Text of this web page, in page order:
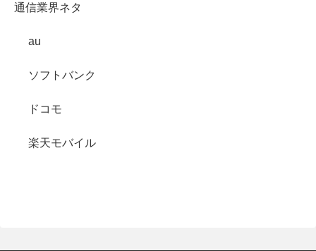
通信業界ネタ
au
ソフトバンク
ドコモ
楽天モバイル